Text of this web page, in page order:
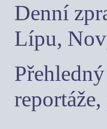
Denní
Lípu,